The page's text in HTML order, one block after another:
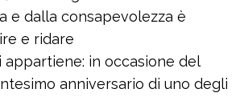
e dalla consapevolezza è
e ridare
appartiene: in occasione del
anniversario di uno degli